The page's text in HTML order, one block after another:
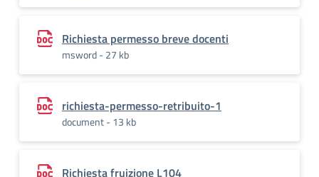
Richiesta permesso breve docenti
msword - 27 kb
richiesta-permesso-retribuito-1
document - 13 kb
Richiesta fruizione L104